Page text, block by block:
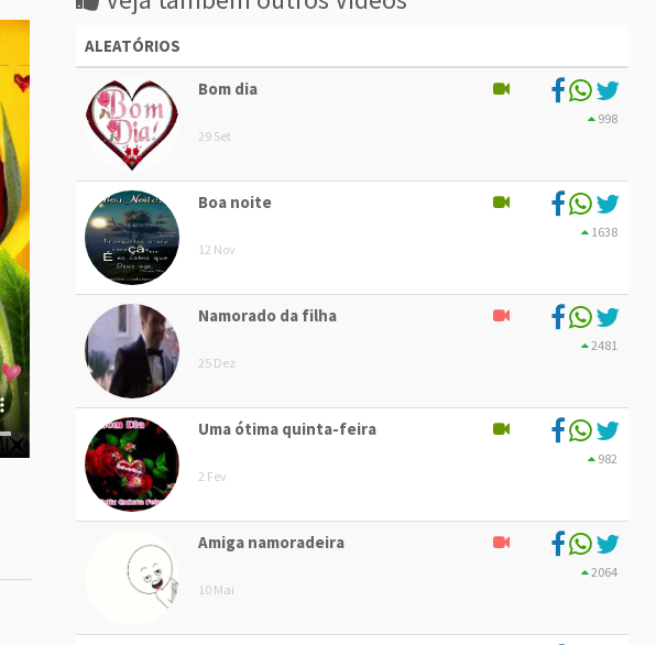
ALEATÓRIOS
Bom dia
29 Set
998
Boa noite
12 Nov
1638
Namorado da filha
25 Dez
2481
Uma ótima quinta-feira
2 Fev
982
Amiga namoradeira
10 Mai
2064